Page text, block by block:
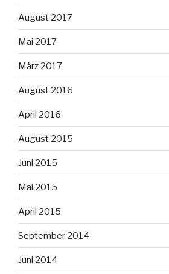
August 2017
Mai 2017
März 2017
August 2016
April 2016
August 2015
Juni 2015
Mai 2015
April 2015
September 2014
Juni 2014